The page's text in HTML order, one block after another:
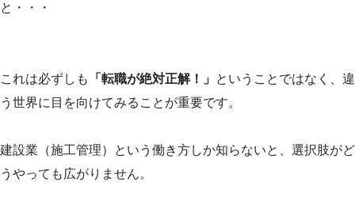
と・・・
これは必ずしも 「転職が絶対正解！」 ということではなく、違
う世界に目を向けてみることが重要です。
建設業（施工管理）という働き方しか知らないと、選択肢がど
うやっても広がりません。